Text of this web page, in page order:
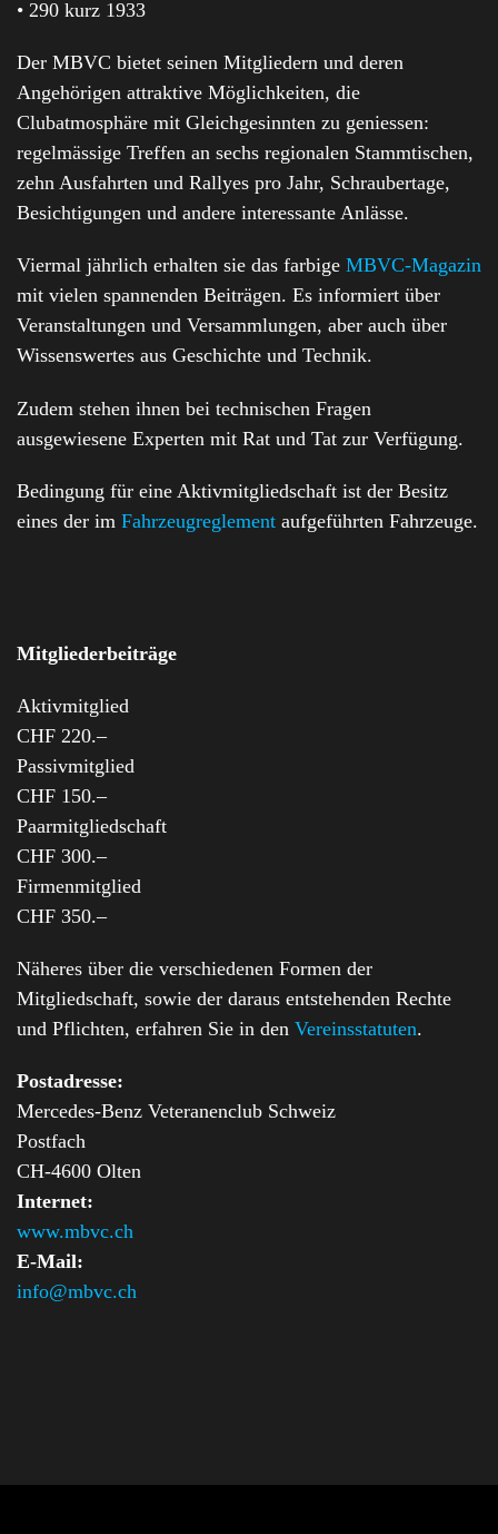
• 290 kurz 1933
Der MBVC bietet seinen Mitgliedern und deren
Angehörigen attraktive Möglichkeiten, die
Clubatmosphäre mit Gleichgesinnten zu geniessen:
regelmässige Treffen an sechs regionalen Stammtischen,
zehn Ausfahrten und Rallyes pro Jahr, Schraubertage,
Besichtigungen und andere interessante Anlässe.
Viermal jährlich erhalten sie das farbige MBVC-Magazin
mit vielen spannenden Beiträgen. Es informiert über
Veranstaltungen und Versammlungen, aber auch über
Wissenswertes aus Geschichte und Technik.
Zudem stehen ihnen bei technischen Fragen
ausgewiesene Experten mit Rat und Tat zur Verfügung.
Bedingung für eine Aktivmitgliedschaft ist der Besitz
eines der im Fahrzeugreglement aufgeführten Fahrzeuge.
Mitgliederbeiträge
Aktivmitglied
CHF 220.–
Passivmitglied
CHF 150.–
Paarmitgliedschaft
CHF 300.–
Firmenmitglied
CHF 350.–
Näheres über die verschiedenen Formen der
Mitgliedschaft, sowie der daraus entstehenden Rechte
und Pflichten, erfahren Sie in den Vereinsstatuten.
Postadresse:
Mercedes-Benz Veteranenclub Schweiz
Postfach
CH-4600 Olten
Internet:
www.mbvc.ch
E-Mail:
info@mbvc.ch